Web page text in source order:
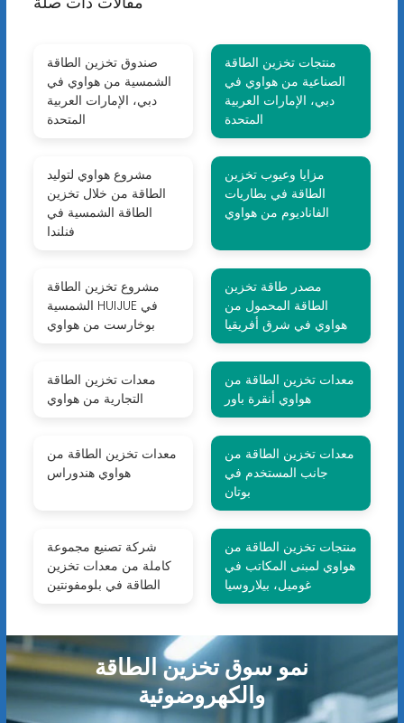
صندوق تخزين الطاقة
الشمسية من هواوي في
دبي، الإمارات العربية
المتحدة
منتجات تخزين الطاقة
الصناعية من هواوي في
دبي، الإمارات العربية
المتحدة
مشروع هواوي لتوليد
الطاقة من خلال تخزين
الطاقة الشمسية في
فنلندا
مزايا وعيوب تخزين
الطاقة في بطاريات
الفاناديوم من هواوي
مشروع تخزين الطاقة
الشمسية HUIJUE في
بوخارست من هواوي
مصدر طاقة تخزين
الطاقة المحمول من
هواوي في شرق أفريقيا
معدات تخزين الطاقة
التجارية من هواوي
معدات تخزين الطاقة من
هواوي أنقرة باور
معدات تخزين الطاقة من
هواوي هندوراس
معدات تخزين الطاقة من
جانب المستخدم في
بوتان
شركة تصنيع مجموعة
كاملة من معدات تخزين
الطاقة في بلومفونتين
منتجات تخزين الطاقة من
هواوي لمبنى المكاتب في
غوميل، بيلاروسيا
نمو سوق تخزين الطاقة
والكهروضوئية